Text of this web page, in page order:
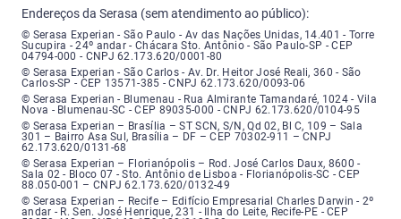
Endereços da Serasa (sem atendimento ao público):
Serasa Experian - São Paulo - Endereço: Avenida das Nações Unidas,
© Serasa Experian - São Paulo - Av das Nações Unidas, 14.401 - Torre
Sucupira - 24º andar - Chácara Sto. Antônio - São Paulo-SP - CEP
04794-000 - CNPJ 62.173.620/0001-80
Serasa Experian - São Carlos - Endereço: Avenida Doutor Heitor José
© Serasa Experian - São Carlos - Av. Dr. Heitor José Reali, 360 - São
Carlos-SP - CEP 13571-385 - CNPJ 62.173.620/0093-06
Serasa Experian - Blumenau - Endereço: Rua Almirante Tamandaré,
© Serasa Experian - Blumenau - Rua Almirante Tamandaré, 1024 - Vila
Nova - Blumenau-SC - CEP 89035-000 - CNPJ 62.173.620/0104-95
Serasa Experian - Brasília, Endereço: Setor Comercial Norte, sem
© Serasa Experian – Brasília – ST SCN, S/N, Qd 02, Bl C, 109 – Sala
301 – Bairro Asa Sul, Brasília – DF – CEP 70302-911 – CNPJ
62.173.620/0131-68
Serasa Experian - Florianópolis, Endereço: Rodovia José Carlos, número
© Serasa Experian – Florianópolis – Rod. José Carlos Daux, 8600 -
Sala 02 - Bloco 07 - Sto. Antônio de Lisboa - Florianópolis-SC - CEP
88.050-001 – CNPJ 62.173.620/0132-49
Serasa Experian - Recife, Endereço: Edifício Empresarial Charles Darwin,
© Serasa Experian – Recife – Edifício Empresarial Charles Darwin - 2º
andar - R. Sen. José Henrique, 231 - Ilha do Leite, Recife-PE - CEP